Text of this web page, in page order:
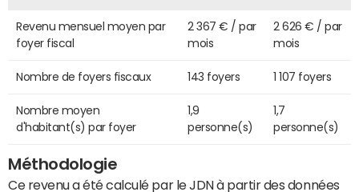
Revenu mensuel moyen par
foyer fiscal
2 367 € / par
mois
2 626 € / par
mois
Nombre de foyers fiscaux 143 foyers 1 107 foyers
Nombre moyen
d'habitant(s) par foyer
1,9
personne(s)
1,7
personne(s)
Méthodologie
Ce revenu a été calculé par le JDN à partir des données